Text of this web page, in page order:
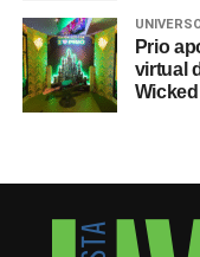
Prio
virtual